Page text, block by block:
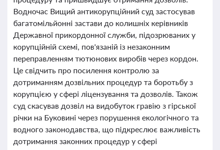
Водночас Вищий антикорупційний суд застосував
багатомільйонні застави до колишніх керівників
Державної прикордонної служби, підозрюваних у
корупційній схемі, пов'язаній із незаконним
переправленням тютюнових виробів через кордон.
Це свідчить про посилення контролю за
дотриманням дозвільних процедур та боротьбу з
корупцією у сфері ліцензування та дозволів. Також
суд скасував дозвіл на видобуток гравію з гірської
річки на Буковині через порушення екологічного та
водного законодавства, що підкреслює важливість
дотримання законних процедур у сфері